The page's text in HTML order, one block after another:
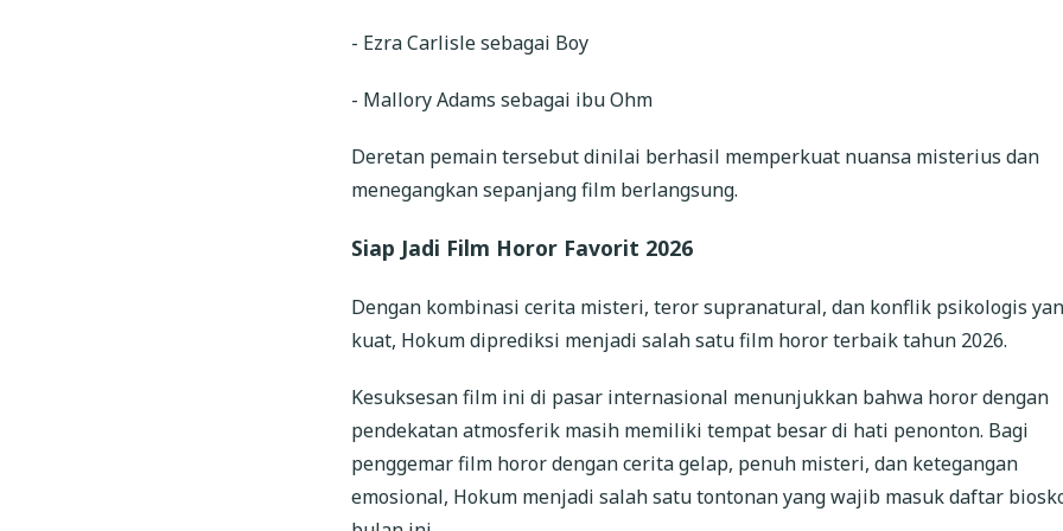
- Ezra Carlisle sebagai Boy
- Mallory Adams sebagai ibu Ohm
Deretan pemain tersebut dinilai berhasil memperkuat nuansa misterius dan
menegangkan sepanjang film berlangsung.
Siap Jadi Film Horor Favorit 2026
Dengan kombinasi cerita misteri, teror supranatural, dan konflik psikologis
kuat, Hokum diprediksi menjadi salah satu film horor terbaik tahun 2026.
Kesuksesan film ini di pasar internasional menunjukkan bahwa horor dengan
pendekatan atmosferik masih memiliki tempat besar di hati penonton. Bagi
penggemar film horor dengan cerita gelap, penuh misteri, dan ketegangan
emosional, Hokum menjadi salah satu tontonan yang wajib masuk daftar